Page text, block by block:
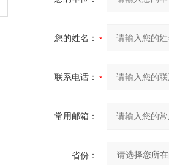
您的姓名：
联系电话：
常用邮箱：
省份：